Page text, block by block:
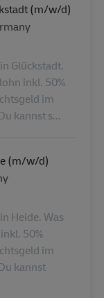
(m/w/d)
Glückstadt.
inkl. 50%
im
kannst s...
(m/w/d)
Heide. Was
50%
im
kannst